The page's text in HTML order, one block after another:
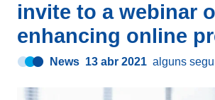
invite to a webinar
enhancing online
News 13 abr 2021 alguns